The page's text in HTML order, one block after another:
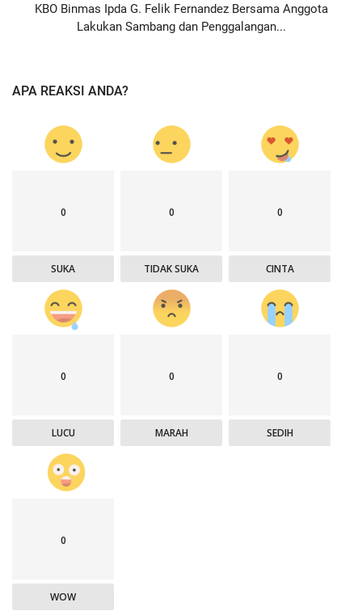
KBO Binmas Ipda G. Felik Fernandez Bersama Anggota
Lakukan Sambang dan Penggalangan...
APA REAKSI ANDA?
0
SUKA
0
TIDAK SUKA
0
CINTA
0
LUCU
0
MARAH
0
SEDIH
0
WOW